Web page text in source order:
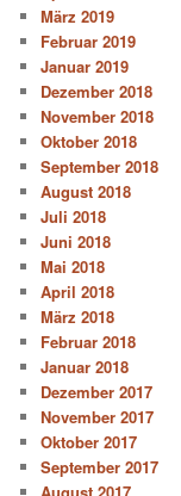
März 2019
Februar 2019
Januar 2019
Dezember 2018
November 2018
Oktober 2018
September 2018
August 2018
Juli 2018
Juni 2018
Mai 2018
April 2018
März 2018
Februar 2018
Januar 2018
Dezember 2017
November 2017
Oktober 2017
September 2017